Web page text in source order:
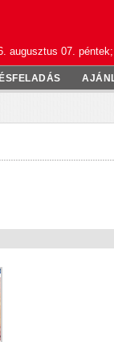
augusztus 07.